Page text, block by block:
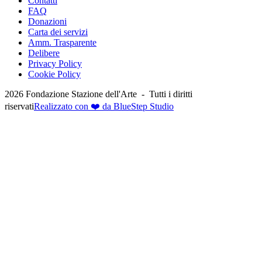
FAQ
Donazioni
Carta dei servizi
Amm. Trasparente
Delibere
Privacy Policy
Cookie Policy
2026 Fondazione Stazione dell'Arte - Tutti i diritti
riservatiRealizzato con ❤️ da BlueStep Studio